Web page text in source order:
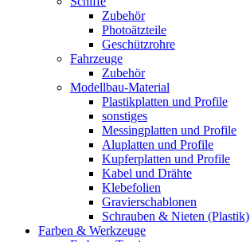
Zubehör
Photoätzteile
Geschützrohre
Fahrzeuge
Zubehör
Modellbau-Material
Plastikplatten und Profile
sonstiges
Messingplatten und Profile
Aluplatten und Profile
Kupferplatten und Profile
Kabel und Drähte
Klebefolien
Gravierschablonen
Schrauben & Nieten (Plastik)
Farben & Werkzeuge